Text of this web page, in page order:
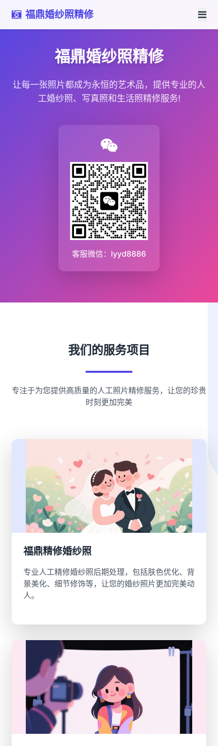
福鼎婚纱照精修
福鼎婚纱照精修
让每一张照片都成为永恒的艺术品，提供专业的人
工婚纱照、写真照和生活照精修服务!
客服微信：lyyd8886
我们的服务项目
专注于为您提供高质量的人工照片精修服务，让您的珍贵
时刻更加完美
福鼎精修婚纱照
专业人工精修婚纱照后期处理，包括肤色优化、背
景美化、细节修饰等，让您的婚纱照片更加完美动
人。